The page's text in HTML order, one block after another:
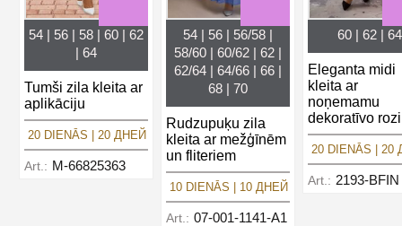
54 | 56 | 58 | 60 | 62
| 64
Tumši zila kleita ar
aplikāciju
20 DIENĀS | 20 ДНЕЙ
Art.: M-66825363
54 | 56 | 56/58 |
58/60 | 60/62 | 62 |
62/64 | 64/66 | 66 |
68 | 70
Rudzupuķu zila
kleita ar mežģīnēm
un fliteriem
10 DIENĀS | 10 ДНЕЙ
Art.: 07-001-1141-A1
60 | 62 | 64
Eleganta midi
kleita ar
noņemamu
dekoratīvo rozi
20 DIENĀS | 20
Art.: 2193-BFIN